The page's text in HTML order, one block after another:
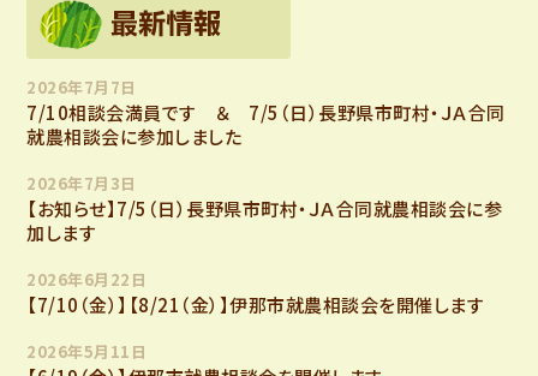
7/10相談会満員です ＆ 7/5（日）長野県市町村・ＪＡ合同
就農相談会に参加しました
2026年7月7日
【お知らせ】7/5（日）長野県市町村・ＪＡ合同就農相談会に参
加します
2026年7月3日
【7/10（金）】【8/21（金）】伊那市就農相談会を開催します
2026年6月22日
2026年5月11日